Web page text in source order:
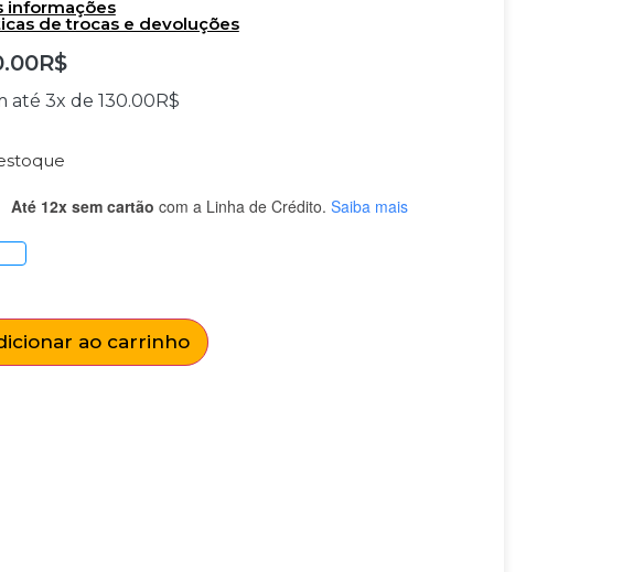
informações
de trocas e devoluções
R$
até 3x de 130.00 R$
Até 12x sem cartão com a Linha de Crédito. Saiba mais
ao carrinho